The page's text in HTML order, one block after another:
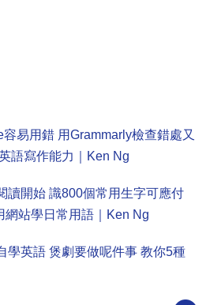
易用錯 用Grammarly檢查錯處又
語寫作能力｜Ken Ng
讀開始 識800個常用生字可應付
網站學日常用語｜Ken Ng
學英語 煲劇要做呢件事 教你5種